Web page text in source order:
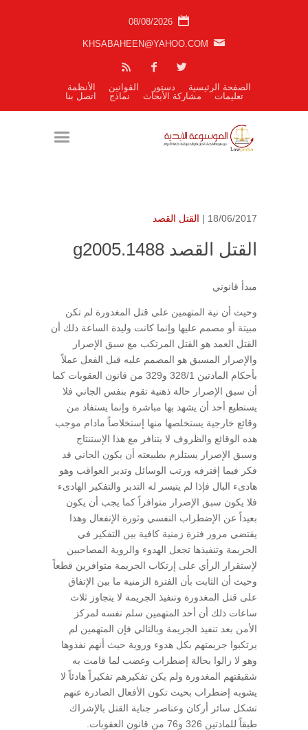
08/08/2026
KHSABAHEEN@YAHOO.COM
الصفحة الرئيسية دستور القوانين
الأنظمة
تعليمات
مشاركة الأبحاث نماذج اتصل بنا
18/06/2017 | القتل القصد
القتل القصد g2005.1488
مبدأ قانوني
وحيث أن نية المتهمين على قتل المغدورة لم تكن
مبيتة أو مصمم عليها وإنما كانت وليدة الساعة ذلك أن
القتل العمد هو القتل المرتكب مع سبق الإصرار
والإصرار المسبق هو المصمم عليه قبل الفعل عملاً
بأحكام المادتين 328/1 و329 من قانون العقوبات كما
أن سبق الإصرار حالة ذهنية تقوم بنفس الجاني فلا
يستطيع أحد أن يشهد بها مباشرة وإنما يستفاد من
وقائع خارجية يستخلصها منها إستخلاصاً مادام موجب
هذه الوقائع والظروف لا يتنافر مع هذا الإستنتاج
وسبق الإصرار يستلزم بطبيعته أن يكون الجاني قد
فكر فيما إقترفه ورتب الوسائل وتدبر العواقب وهو
هادىء البال فإذا لم يتيسر له التدبر والتفكير الهادىء
فلا يكون سبق الإصرار متوافراً كما يجب أن يكون
بعيداً عن الإضطراب النفسي وثورة الإنفعال وهذا
يقتضي مرور فترة زمنية كافية بين التفكير في
الجريمة وتنفيذها تجعل الهدوء والروية المصاحبين
لإستقرار الرأي على إرتكاب الجريمة متوافرين قطعاً
وحيث أن الثابت بأن الفترة الزمنية ما بين الإتفاق
على قتل المغدورة وتنفيذ الجريمة لا يتجاوز ثلاث
ساعات ذلك أن أحد المتهمين سلم نفسه لمركز
الأمن بعد تنفيذ الجريمة وبالتالي فإن المتهمين لم
يرتكبوا جريمتهم بكل هدوء وروية حيث أنهم نفذوها
وهو لا زالوا بحالة إضطراب وغضب لما قامت به
شقيقتهم المغدورة ولم يكن تفكيرهم تفكيراً هادئاً لا
يشوبه إضطراب بحيث تكون الأفعال الصادرة عنهم
تشكل سائر أركان وعناصر جناية القتل بالإشراك
طبقاً للمادتين 326 و76 من قانون العقوبات.